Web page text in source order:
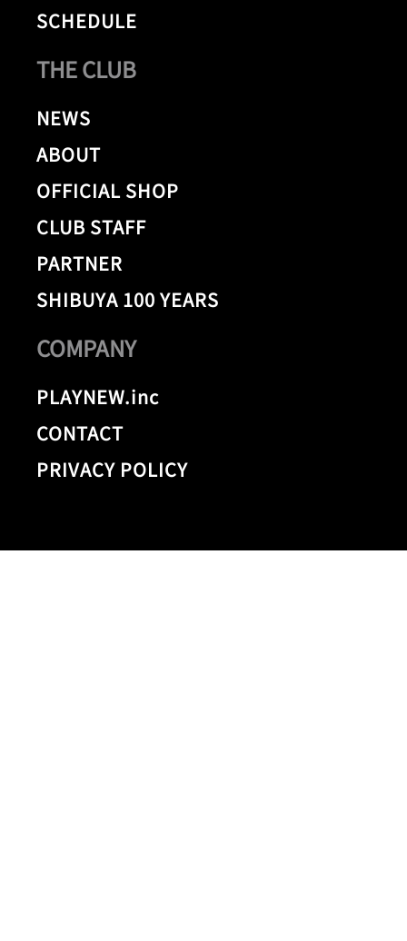
THE CLUB
NEWS
ABOUT
OFFICIAL SHOP
CLUB STAFF
PARTNER
SHIBUYA 100 YEARS
COMPANY
PLAYNEW.inc
CONTACT
PRIVACY POLICY
SCHEDULE